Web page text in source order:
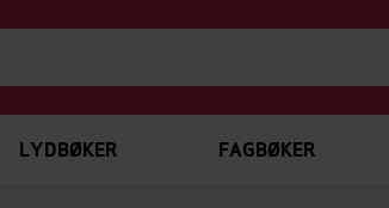
LYDBØKER FAGBØKER